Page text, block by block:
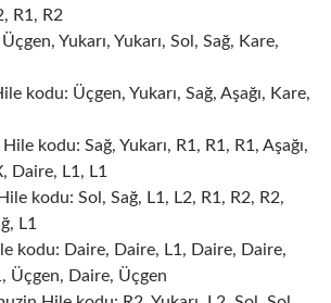
R1, R2
Yukarı, Yukarı, Sol, Sağ, Kare,
kodu: Üçgen, Yukarı, Sağ, Aşağı, Kare,
kodu: Sağ, Yukarı, R1, R1, R1, Aşağı,
Daire, L1, L1
kodu: Sol, Sağ, L1, L2, R1, R2, R2,
L1
kodu: Daire, Daire, L1, Daire, Daire,
Üçgen, Daire, Üçgen